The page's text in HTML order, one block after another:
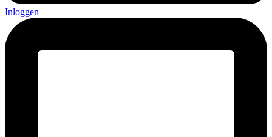
Inloggen